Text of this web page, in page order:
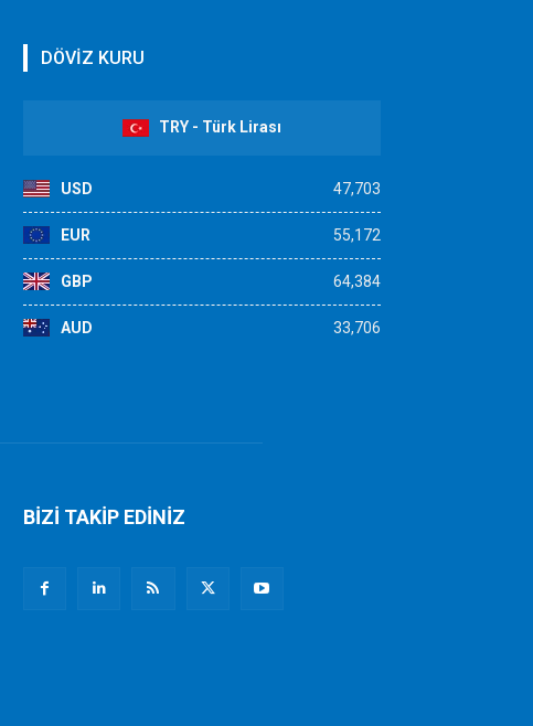
DÖVİZ KURU
TRY - Türk Lirası
USD 47,703
EUR 55,172
GBP 64,384
AUD 33,706
BİZİ TAKİP EDİNİZ